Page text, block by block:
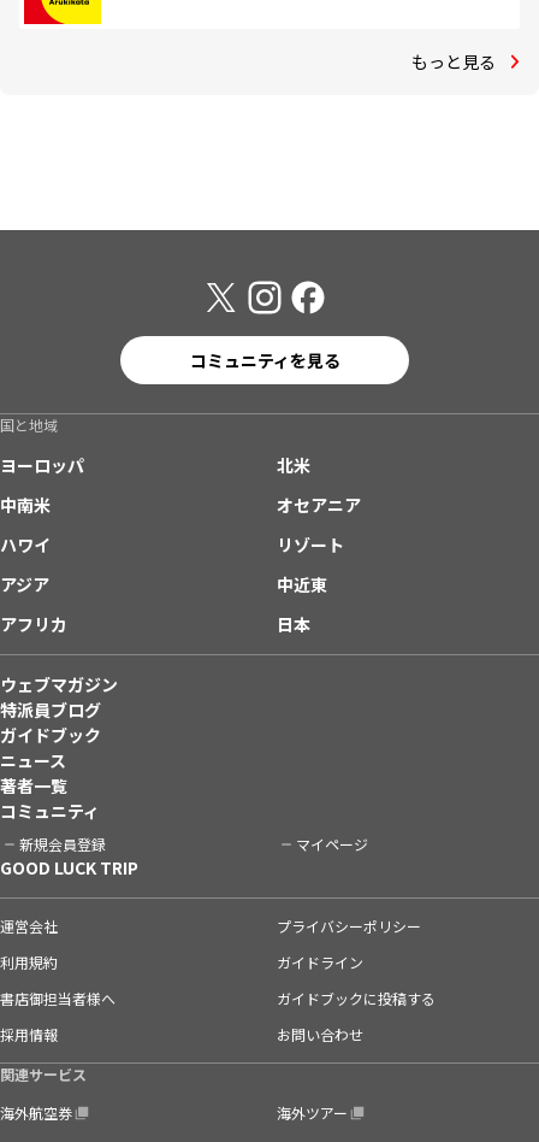
もっと見る
コミュニティを見る
国と地域
ヨーロッパ
北米
中南米
オセアニア
ハワイ
リゾート
アジア
中近東
アフリカ
日本
ウェブマガジン
特派員ブログ
ガイドブック
ニュース
著者一覧
コミュニティ
新規会員登録 マイページ
GOOD LUCK TRIP
運営会社
プライバシーポリシー
利用規約
ガイドライン
書店御担当者様へ
ガイドブックに投稿する
採用情報
お問い合わせ
関連サービス
海外航空券
海外ツアー